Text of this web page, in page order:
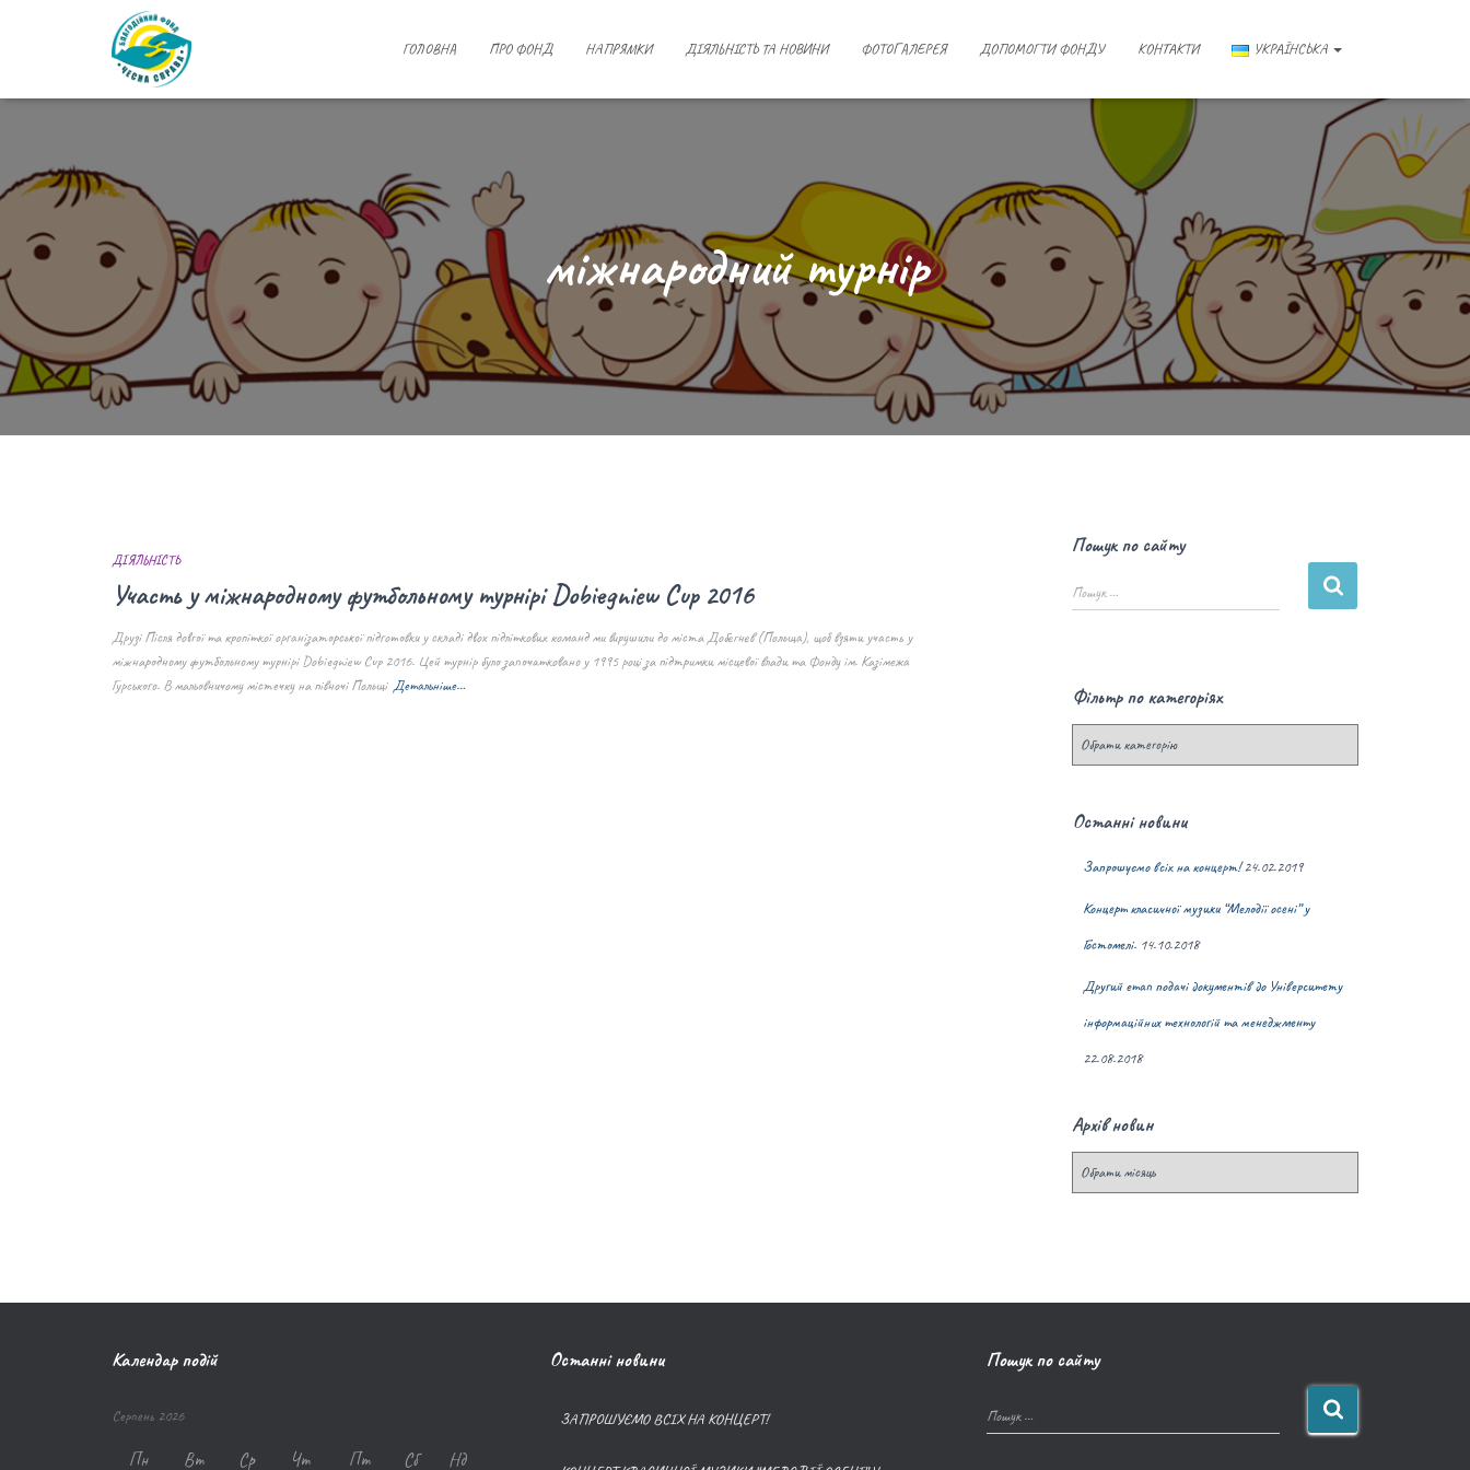
ГОЛОВНА ПРО ФОНД НАПРЯМКИ ДІЯЛЬНІСТЬ ТА НОВИНИ ФОТОГАЛЕРЕЯ ДОПОМОГТИ ФОНДУ КОНТАКТИ УКРАЇНСЬКА
міжнародний турнір
ДІЯЛЬНІСТЬ
Участь у міжнародному футбольному турнірі Dobiegniew Cup 2016
Друзі Після довгої та кропіткої організаторської підготовки у складі двох підліткових команд ми вирушили до міста Добєгнєв (Польща), щоб взяти участь у
міжнародному футбольному турнірі Dobiegniew Cup 2016. Цей турнір було започатковано у 1995 році за підтримки місцевої влади та Фонду ім. Казімежа
Гурського. В мальовничому містечку на півночі Польщі Детальніше…
Пошук по сайту
Пошук …
Фільтр по категоріях
Останні новини
Запрошуємо всіх на концерт!24.02.2019
Концерт класичної музики “Мелодії осені” у
Гостомелі. 14.10.2018
Другий етап подачі документів до Університету
інформаційних технологій та менеджменту
22.08.2018
Архів новин
Календар подій
Серпень 2026
Пн Вт Ср Чт Пт Сб Нд
Останні новини
ЗАПРОШУЄМО ВСІХ НА КОНЦЕРТ!
Пошук по сайту
Пошук …